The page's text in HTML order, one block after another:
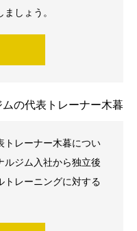
しょう。
トレーナー木暮につい
ルジム入社から独立後
トレーニングに対する